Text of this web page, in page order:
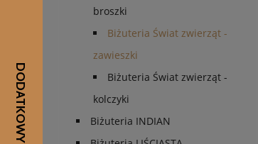
broszki
Biżuteria Świat zwierząt -
zawieszki
Biżuteria Świat zwierząt -
kolczyki
Biżuteria INDIAN